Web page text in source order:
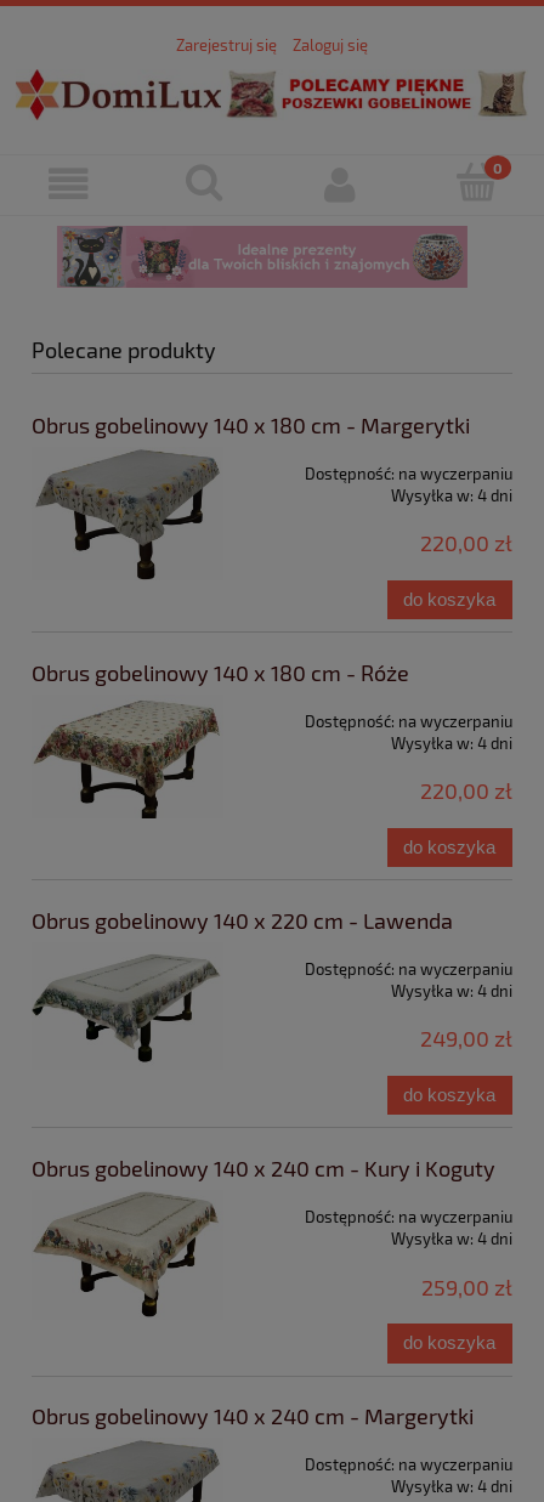
Zarejestruj się Zaloguj się
Polecane produkty
Obrus gobelinowy 140 x 180 cm - Margerytki
Dostępność: na wyczerpaniu
Wysyłka w: 4 dni
220,00 zł
do koszyka
Obrus gobelinowy 140 x 180 cm - Róże
Dostępność: na wyczerpaniu
Wysyłka w: 4 dni
220,00 zł
do koszyka
Obrus gobelinowy 140 x 220 cm - Lawenda
Dostępność: na wyczerpaniu
Wysyłka w: 4 dni
249,00 zł
do koszyka
Obrus gobelinowy 140 x 240 cm - Kury i Koguty
Dostępność: na wyczerpaniu
Wysyłka w: 4 dni
259,00 zł
do koszyka
Obrus gobelinowy 140 x 240 cm - Margerytki
Dostępność: na wyczerpaniu
Wysyłka w: 4 dni